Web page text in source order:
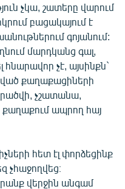
չկա, շատերը վարում
բացակայում է
գոյանում:
մարդկանց գալ,
հնարավոր չէ, այսինքն`
քաղաքացիների
չշատանա,
քաղաքում ապրող հայ
հետ էլ փորձեցինք
չհաջողվեց։
վերջին անգամ